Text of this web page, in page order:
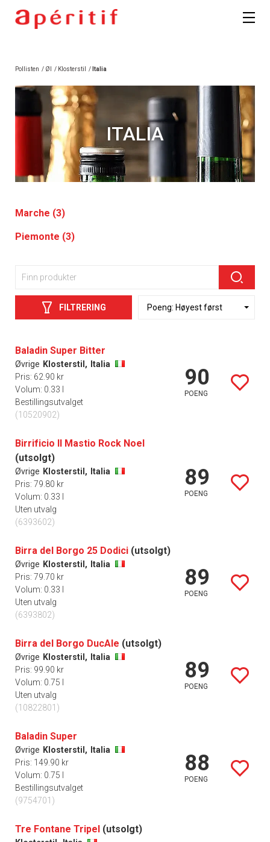
Pollisten / Øl / Klosterstil / Italia
ITALIA
Marche (3)
Piemonte (3)
FILTRERING
Baladin Super Bitter
Øvrige Klosterstil,
Italia
Pris: 62.90 kr
Volum: 0.33 l
Bestillingsutvalget
(10520902)
90
POENG
Birrificio Il Mastio Rock Noel
(utsolgt)
Øvrige Klosterstil,
Italia
Pris: 79.80 kr
Volum: 0.33 l
Uten utvalg
(6393602)
89
POENG
Birra del Borgo 25 Dodici (utsolgt)
Øvrige Klosterstil,
Italia
Pris: 79.70 kr
Volum: 0.33 l
Uten utvalg
(6393802)
89
POENG
Birra del Borgo DucAle (utsolgt)
Øvrige Klosterstil,
Italia
Pris: 99.90 kr
Volum: 0.75 l
Uten utvalg
(10822801)
89
POENG
Baladin Super
Øvrige Klosterstil,
Italia
Pris: 149.90 kr
Volum: 0.75 l
Bestillingsutvalget
(9754701)
88
POENG
Tre Fontane Tripel (utsolgt)